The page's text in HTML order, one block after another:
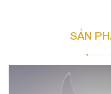
SẢN